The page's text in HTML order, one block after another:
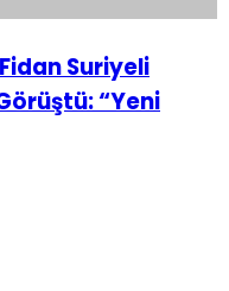
Suriyeli
“Yeni